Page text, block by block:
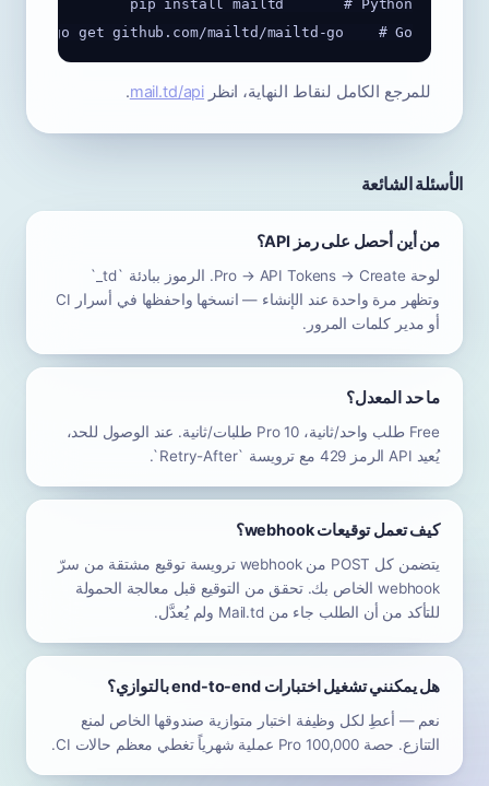
go get github.com/mailtd/mailtd-go    # Go
للمرجع الكامل لنقاط النهاية، انظر mail.td/api
.
الأسئلة الشائعة
من أين أحصل على رمز API؟
لوحة Pro → API Tokens → Create. الرموز ببادئة `td_`
وتظهر مرة واحدة عند الإنشاء — انسخها واحفظها في أسرار CI
أو مدير كلمات المرور.
ما حد المعدل؟
Free طلب واحد/ثانية، Pro 10 طلبات/ثانية. عند الوصول للحد،
يُعيد API الرمز 429 مع ترويسة `Retry-After`.
كيف تعمل توقيعات webhook؟
يتضمن كل POST من webhook ترويسة توقيع مشتقة من سرّ
webhook الخاص بك. تحقق من التوقيع قبل معالجة الحمولة
للتأكد من أن الطلب جاء من Mail.td ولم يُعدَّل.
هل يمكنني تشغيل اختبارات end-to-end بالتوازي؟
نعم — أعطِ لكل وظيفة اختبار متوازية صندوقها الخاص لمنع
التنازع. حصة Pro 100,000 عملية شهرياً تغطي معظم حالات CI.